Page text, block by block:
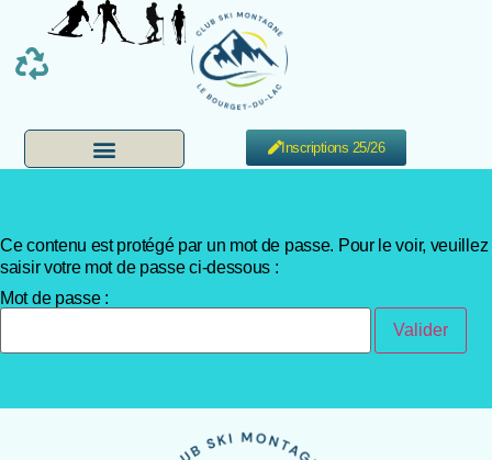
Inscriptions 25/26
Ce contenu est protégé par un mot de passe. Pour le voir, veuillez
saisir votre mot de passe ci-dessous :
Mot de passe :